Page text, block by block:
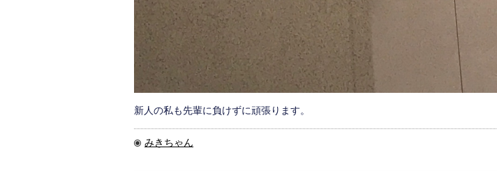
新人の私も先輩に負けずに頑張ります。
みきちゃん